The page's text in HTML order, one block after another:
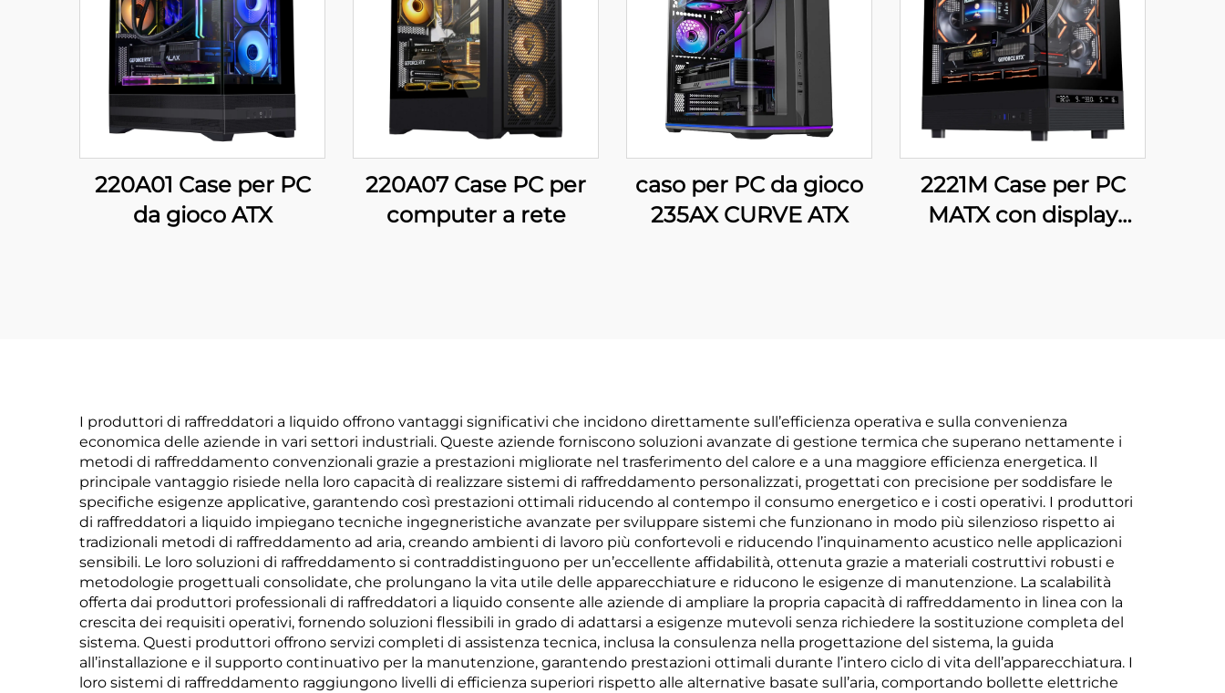
220A01 Case per PC
da gioco ATX
220A07 Case PC per
computer a rete
caso per PC da gioco
235AX CURVE ATX
2221M Case per PC
MATX con display
I produttori di raffreddatori a liquido offrono vantaggi significativi che incidono direttamente sull’efficienza operativa e sulla convenienza
economica delle aziende in vari settori industriali. Queste aziende forniscono soluzioni avanzate di gestione termica che superano nettamente i
metodi di raffreddamento convenzionali grazie a prestazioni migliorate nel trasferimento del calore e a una maggiore efficienza energetica. Il
principale vantaggio risiede nella loro capacità di realizzare sistemi di raffreddamento personalizzati, progettati con precisione per soddisfare le
specifiche esigenze applicative, garantendo così prestazioni ottimali riducendo al contempo il consumo energetico e i costi operativi. I produttori
di raffreddatori a liquido impiegano tecniche ingegneristiche avanzate per sviluppare sistemi che funzionano in modo più silenzioso rispetto ai
tradizionali metodi di raffreddamento ad aria, creando ambienti di lavoro più confortevoli e riducendo l’inquinamento acustico nelle applicazioni
sensibili. Le loro soluzioni di raffreddamento si contraddistinguono per un’eccellente affidabilità, ottenuta grazie a materiali costruttivi robusti e
metodologie progettuali consolidate, che prolungano la vita utile delle apparecchiature e riducono le esigenze di manutenzione. La scalabilità
offerta dai produttori professionali di raffreddatori a liquido consente alle aziende di ampliare la propria capacità di raffreddamento in linea con la
crescita dei requisiti operativi, fornendo soluzioni flessibili in grado di adattarsi a esigenze mutevoli senza richiedere la sostituzione completa del
sistema. Questi produttori offrono servizi completi di assistenza tecnica, inclusa la consulenza nella progettazione del sistema, la guida
all’installazione e il supporto continuativo per la manutenzione, garantendo prestazioni ottimali durante l’intero ciclo di vita dell’apparecchiatura. I
loro sistemi di raffreddamento raggiungono livelli di efficienza superiori rispetto alle alternative basate sull’aria, comportando bollette elettriche